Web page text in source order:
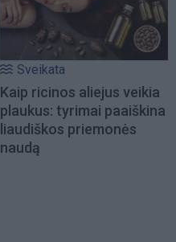
Sveikata
Kaip ricinos aliejus veikia
plaukus: tyrimai paaiškina
liaudiškos priemonės
naudą